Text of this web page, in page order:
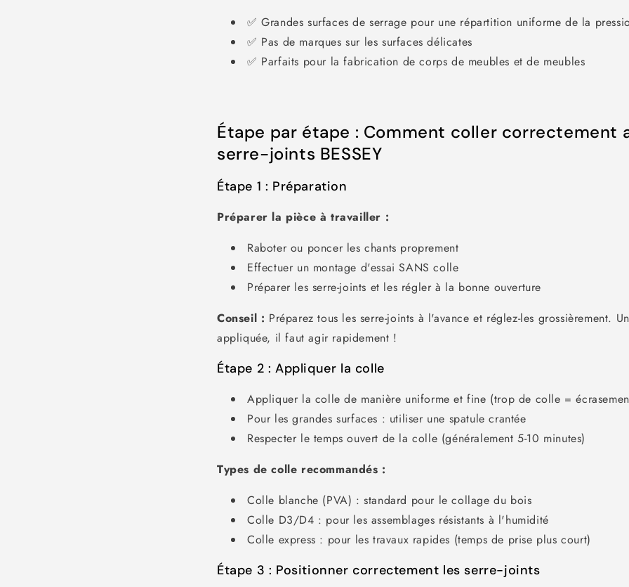
✅ Grandes surfaces de serrage pour une répartition uniforme de la
✅ Pas de marques sur les surfaces délicates
✅ Parfaits pour la fabrication de corps de meubles et de meubles
Étape par étape : Comment coller correctement
serre-joints BESSEY
Étape 1 : Préparation
Préparer la pièce à travailler :
Raboter ou poncer les chants proprement
Effectuer un montage d'essai SANS colle
Préparer les serre-joints et les régler à la bonne ouverture
Conseil : Préparez tous les serre-joints à l'avance et réglez-les grossièrement.
appliquée, il faut agir rapidement !
Étape 2 : Appliquer la colle
Appliquer la colle de manière uniforme et fine (trop de colle =
Pour les grandes surfaces : utiliser une spatule crantée
Respecter le temps ouvert de la colle (généralement 5-10 minutes)
Types de colle recommandés :
Colle blanche (PVA) : standard pour le collage du bois
Colle D3/D4 : pour les assemblages résistants à l'humidité
Colle express : pour les travaux rapides (temps de prise plus court)
Étape 3 : Positionner correctement les serre-joints